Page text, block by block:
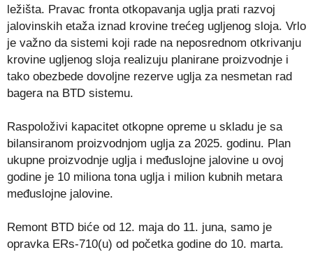
ležišta. Pravac fronta otkopavanja uglja prati razvoj
jalovinskih etaža iznad krovine trećeg ugljenog sloja. Vrlo
je važno da sistemi koji rade na neposrednom otkrivanju
krovine ugljenog sloja realizuju planirane proizvodnje i
tako obezbede dovoljne rezerve uglja za nesmetan rad
bagera na BTD sistemu.
Raspoloživi kapacitet otkopne opreme u skladu je sa
bilansiranom proizvodnjom uglja za 2025. godinu. Plan
ukupne proizvodnje uglja i međuslojne jalovine u ovoj
godine je 10 miliona tona uglja i milion kubnih metara
međuslojne jalovine.
Remont BTD biće od 12. maja do 11. juna, samo je
opravka ERs-710(u) od početka godine do 10. marta.